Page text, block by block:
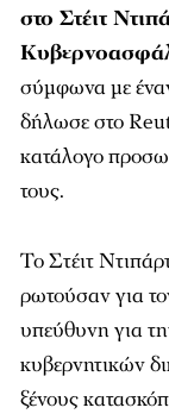
στο Στέιτ
σύμφωνα με
δήλωσε στο
κατάλογο
τους.
Το Στέιτ
ρωτούσαν για
υπεύθυνη για
κυβερνητικών
ξένους